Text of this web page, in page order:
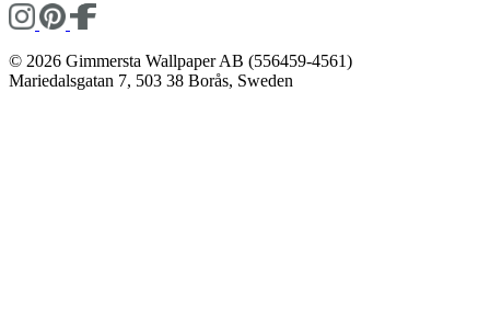
© 2026 Gimmersta Wallpaper AB (556459-4561)
Mariedalsgatan 7, 503 38 Borås, Sweden